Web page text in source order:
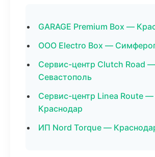
GARAGE Premium Box —
ООО Electro Box —
Сервис-центр Clutch Road —
Севастополь
Сервис-центр Linea Route —
Краснодар
ИП Nord Torque —